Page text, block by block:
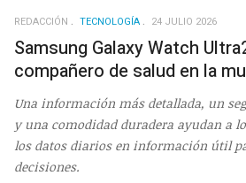
REDACCIÓN TECNOLOGÍA 24 JULIO 2026
Samsung Galaxy Watch
compañero de salud en la
Una información más detallada, un
y una comodidad duradera ayudan a
los datos diarios en información útil
decisiones.